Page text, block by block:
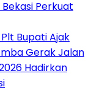
Bekasi Perkuat
Bupati Ajak
Gerak Jalan
Hadirkan